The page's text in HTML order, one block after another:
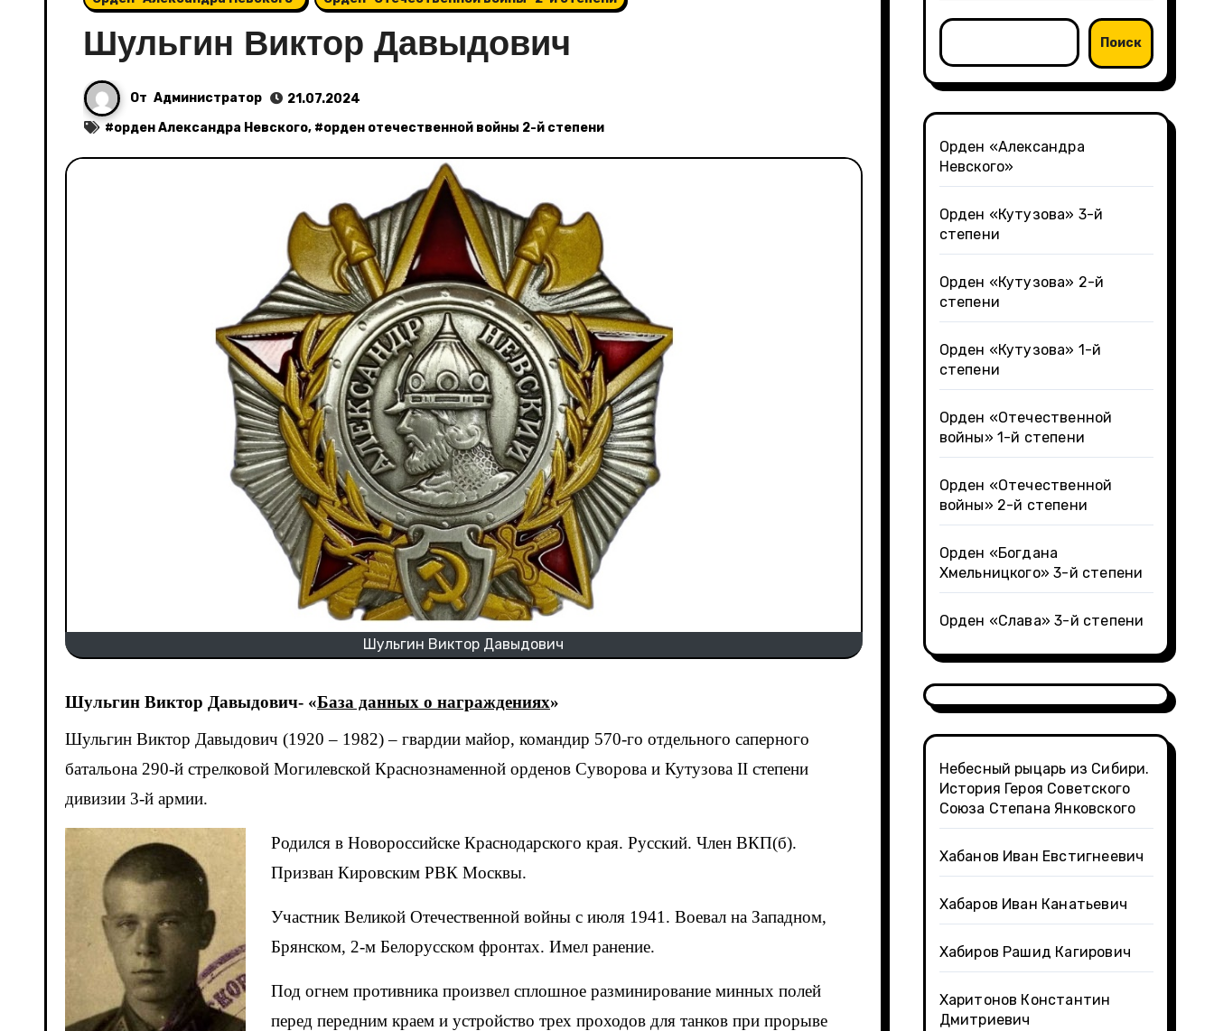
Шульгин Виктор Давыдович
От Администратор
21.07.2024
#орден Александра Невского, #орден отечественной войны 2-й степени
Шульгин Виктор Давыдович
Шульгин Виктор Давыдович- «База данных о награждениях»
Шульгин Виктор Давыдович (1920 – 1982) – гвардии майор, командир 570-го отдельного саперного
батальона 290-й стрелковой Могилевской Краснознаменной орденов Суворова и Кутузова II степени
дивизии 3-й армии.
Родился в Новороссийске Краснодарского края. Русский. Член ВКП(б).
Призван Кировским РВК Москвы.
Участник Великой Отечественной войны с июля 1941. Воевал на Западном,
Брянском, 2-м Белорусском фронтах. Имел ранение.
Под огнем противника произвел сплошное разминирование минных полей
перед передним краем и устройство трех проходов для танков при прорыве
Поиск
Орден «Александра
Невского»
Орден «Кутузова» 3-й
степени
Орден «Кутузова» 2-й
степени
Орден «Кутузова» 1-й
степени
Орден «Отечественной
войны» 1-й степени
Орден «Отечественной
войны» 2-й степени
Орден «Богдана
Хмельницкого» 3-й степени
Орден «Слава» 3-й степени
Небесный рыцарь из Сибири.
История Героя Советского
Союза Степана Янковского
Хабанов Иван Евстигнеевич
Хабаров Иван Канатьевич
Хабиров Рашид Кагирович
Харитонов Константин
Дмитриевич